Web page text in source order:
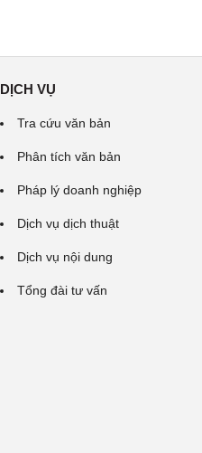
DỊCH VỤ
Tra cứu văn bản
Phân tích văn bản
Pháp lý doanh nghiệp
Dịch vụ dịch thuật
Dịch vụ nội dung
Tổng đài tư vấn